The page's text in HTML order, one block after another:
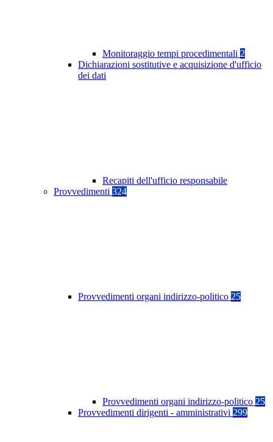
Monitoraggio tempi procedimentali 2
Dichiarazioni sostitutive e acquisizione d'ufficio
dei dati
Recapiti dell'ufficio responsabile
Provvedimenti 324
Provvedimenti organi indirizzo-politico 25
Provvedimenti organi indirizzo-politico 25
Provvedimenti dirigenti - amministrativi 299